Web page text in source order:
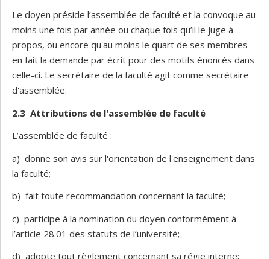
Le doyen préside l’assemblée de faculté et la convoque au
moins une fois par année ou chaque fois qu’il le juge à
propos, ou encore qu'au moins le quart de ses membres
en fait la demande par écrit pour des motifs énoncés dans
celle-ci. Le secrétaire de la faculté agit comme secrétaire
d'assemblée.
2.3 Attributions de l'assemblée de faculté
L’assemblée de faculté :
a) donne son avis sur l'orientation de l'enseignement dans
la faculté;
b) fait toute recommandation concernant la faculté;
c) participe à la nomination du doyen conformément à
l’article 28.01 des statuts de l’université;
d) adopte tout règlement concernant sa régie interne;